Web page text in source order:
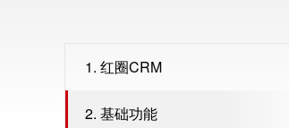
1. 红圈CRM
2. 基础功能